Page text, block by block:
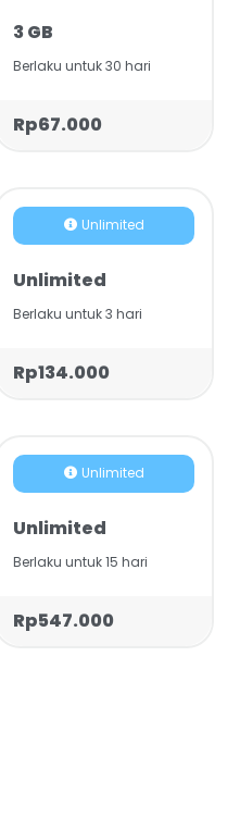
3 GB
Berlaku untuk 30 hari
Rp67.000
Unlimited
Unlimited
Berlaku untuk 3 hari
Rp134.000
Unlimited
Unlimited
Berlaku untuk 15 hari
Rp547.000